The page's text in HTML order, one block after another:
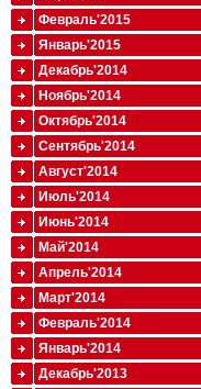
Февраль'2015
Январь'2015
Декабрь'2014
Ноябрь'2014
Октябрь'2014
Сентябрь'2014
Август'2014
Июль'2014
Июнь'2014
Май'2014
Апрель'2014
Март'2014
Февраль'2014
Январь'2014
Декабрь'2013